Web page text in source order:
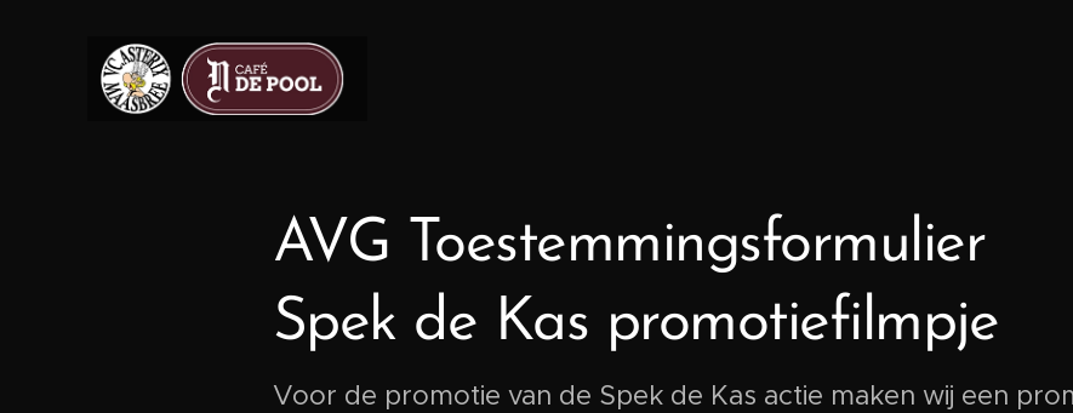
AVG Toestemmingsformulier
Spek de Kas promotiefilmpje
Voor de promotie van de Spek de Kas actie maken wij een